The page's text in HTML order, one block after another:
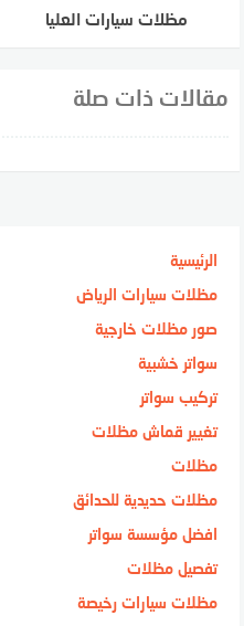
مظلات سيارات العليا
مقالات ذات صلة
الرئيسية
مظلات سيارات الرياض
صور مظلات خارجية
سواتر خشبية
تركيب سواتر
تغيير قماش مظلات
مظلات
مظلات حديدية للحدائق
افضل مؤسسة سواتر
تفصيل مظلات
مظلات سيارات رخيصة